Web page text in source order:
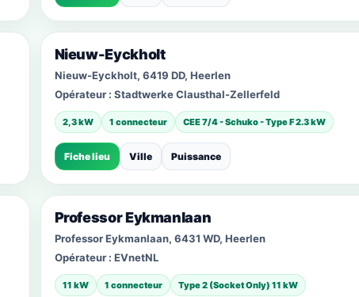
Nieuw-Eyckholt
Nieuw-Eyckholt, 6419 DD, Heerlen
Opérateur : Stadtwerke Clausthal-Zellerfeld
2,3 kW 1 connecteur CEE 7/4 - Schuko - Type F 2.3 kW
Fiche lieu Ville Puissance
Professor Eykmanlaan
Professor Eykmanlaan, 6431 WD, Heerlen
Opérateur : EVnetNL
11 kW 1 connecteur Type 2 (Socket Only) 11 kW